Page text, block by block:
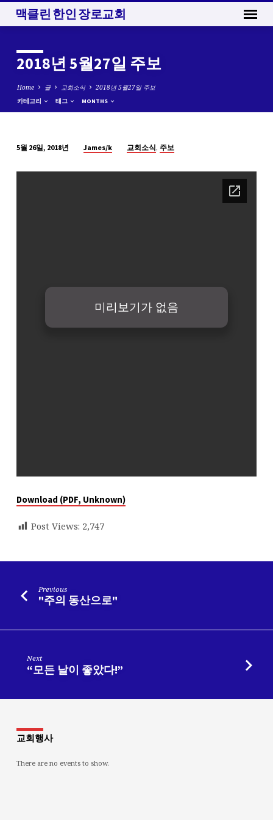
맥클린 한인 장로교회
2018년 5월27일 주보
Home 글 교회소식 2018년 5월27일 주보
카테고리 태그 MONTHS
년
5월 26일, 2018년 James/k 교회소식, 주보
Download (PDF, Unknown)
Post Views: 2,747
Previous
"주의 동산으로"
Next
“모든 날이 좋았다!”
교회행사
There are no events to show.